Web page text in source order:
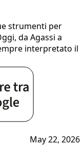
strumenti per
da Agassi a
interpretato il
May 22, 2026